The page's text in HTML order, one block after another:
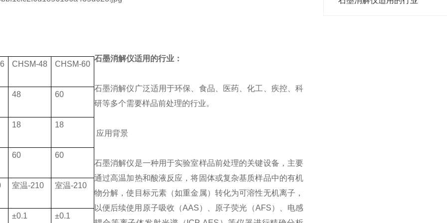
CHSM-48 CHSM-60
48 60
18 18
60 60
室温-210 室温-210
±0.1 ±0.1
石墨消解仪适用的行业：
石墨消解仪广泛适用于环保、食品、医药、化工、疾控、科
研等多个需要样品前处理的行业。
应用背景
石墨消解仪是一种用于实验室样品前处理的关键设备，主要
通过高温加热和酸液反应，将固体或复杂基质样品中的有机
物分解，使目标元素（如重金属）转化为可溶性无机离子，
以便后续使用原子吸收（AAS）、原子荧光（AFS）、电感